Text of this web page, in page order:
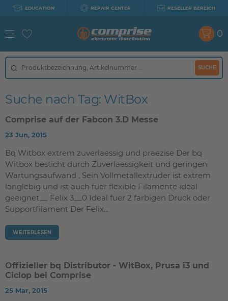
EDUCATION REPAIR CENTER RESELLER BEREICH
SUCHE
0
Suche nach Tag: WitBox
Comprise auf der Fabcon 3.D Messe
23 Jun, 2015
Bq Witbox extrem zuverlaessig und praezise Der bq
Witbox besticht durch Zuverlaessigkeit und geringen
Wartungsaufwand , Sein Vollmetallextruder ist extrem
langlebig und ist auch fuer flexible Filamente ideal
geeignet__ Felix 3__0 Ideal fuer 2 farbigen Druck oder
Supportfilament Der Felix...
WEITERLESEN
Offizieller bq Distributor - WitBox, Prusa i3 und
Ciclop bei Comprise
25 Mar, 2015